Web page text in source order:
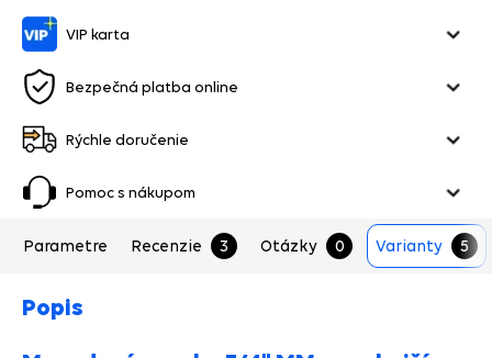
VIP karta
Bezpečná platba online
Rýchle doručenie
Pomoc s nákupom
Parametre Recenzie 3 Otázky 0 Varianty 5
Popis